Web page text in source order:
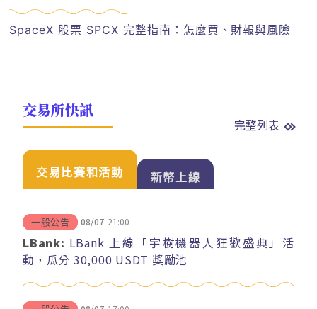
SpaceX 股票 SPCX 完整指南：怎麼買、財報與風險
交易所快訊
完整列表
交易比賽和活動 新幣上線
一般公告 08/07 21:00
LBank: LBank 上線「宇樹機器人狂歡盛典」活
動，瓜分 30,000 USDT 獎勵池